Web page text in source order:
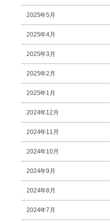
2025年5月
2025年4月
2025年3月
2025年2月
2025年1月
2024年12月
2024年11月
2024年10月
2024年9月
2024年8月
2024年7月